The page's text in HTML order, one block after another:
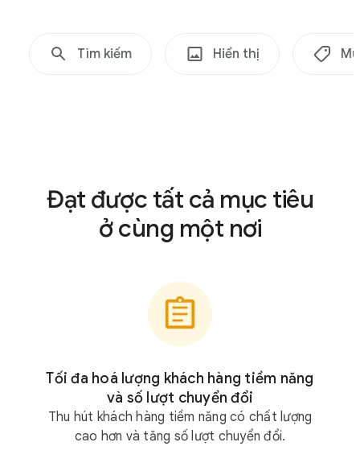
Tìm kiếm Hiển thị
Đạt được tất cả mục tiêu
ở cùng một nơi
Tối đa hoá lượng khách hàng tiềm năng
và số lượt chuyển đổi
Thu hút khách hàng tiềm năng có chất lượng
cao hơn và tăng số lượt chuyển đổi.